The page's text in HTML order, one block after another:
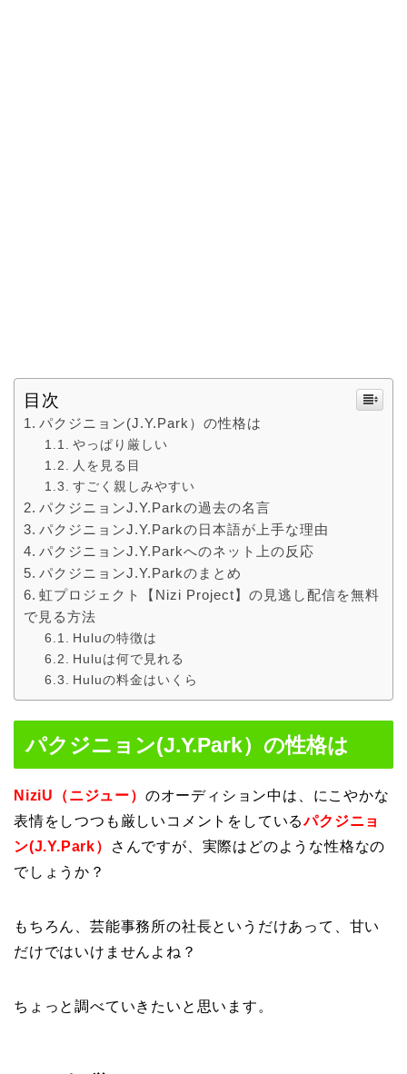
目次
パクジニョン(J.Y.Park）の性格は
やっぱり厳しい
人を見る目
すごく親しみやすい
パクジニョンJ.Y.Parkの過去の名言
パクジニョンJ.Y.Parkの日本語が上手な理由
パクジニョンJ.Y.Parkへのネット上の反応
パクジニョンJ.Y.Parkのまとめ
虹プロジェクト【Nizi Project】の見逃し配信を無料
で見る方法
Huluの特徴は
Huluは何で見れる
Huluの料金はいくら
パクジニョン(J.Y.Park）の性格は
NiziU（ニジュー） のオーディション中は、にこやかな
表情をしつつも厳しいコメントをしているパクジニョ
ン(J.Y.Park）
さんですが、実際はどのような性格なの
でしょうか？
もちろん、芸能事務所の社長というだけあって、甘い
だけではいけませんよね？
ちょっと調べていきたいと思います。